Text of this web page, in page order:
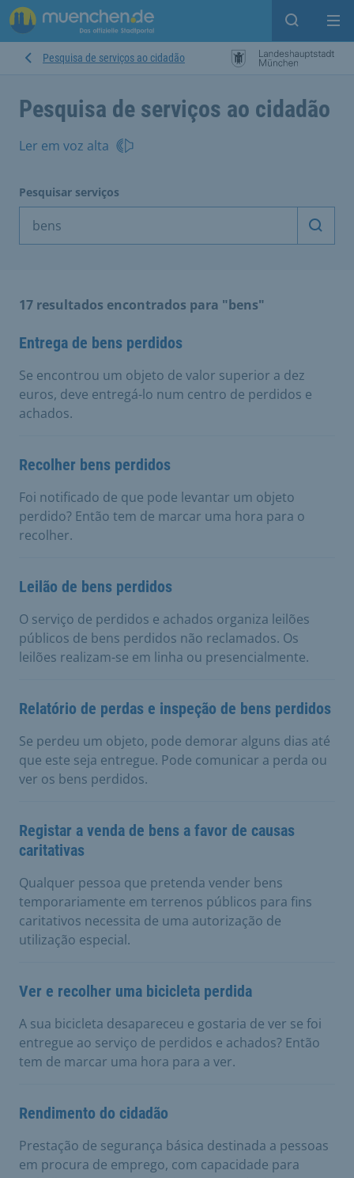
Open
Pesquisa de serviços ao cidadão
Pesquisa de serviços ao cidadão
Ler em voz alta
Pesquisar serviços
17 resultados encontrados para "bens"
Entrega de bens perdidos
Se encontrou um objeto de valor superior a dez
euros, deve entregá-lo num centro de perdidos e
achados.
Recolher bens perdidos
Foi notificado de que pode levantar um objeto
perdido? Então tem de marcar uma hora para o
recolher.
Leilão de bens perdidos
O serviço de perdidos e achados organiza leilões
públicos de bens perdidos não reclamados. Os
leilões realizam-se em linha ou presencialmente.
Relatório de perdas e inspeção de bens perdidos
Se perdeu um objeto, pode demorar alguns dias até
que este seja entregue. Pode comunicar a perda ou
ver os bens perdidos.
Registar a venda de bens a favor de causas
caritativas
Qualquer pessoa que pretenda vender bens
temporariamente em terrenos públicos para fins
caritativos necessita de uma autorização de
utilização especial.
Ver e recolher uma bicicleta perdida
A sua bicicleta desapareceu e gostaria de ver se foi
entregue ao serviço de perdidos e achados? Então
tem de marcar uma hora para a ver.
Rendimento do cidadão
Prestação de segurança básica destinada a pessoas
em procura de emprego, com capacidade para